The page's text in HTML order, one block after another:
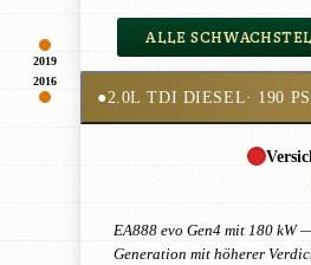
2019
ALLE
2016
●2.0L TDI DIESEL· 190 PS
EA888 evo Gen4 mit 180 kW
Generation mit höherer